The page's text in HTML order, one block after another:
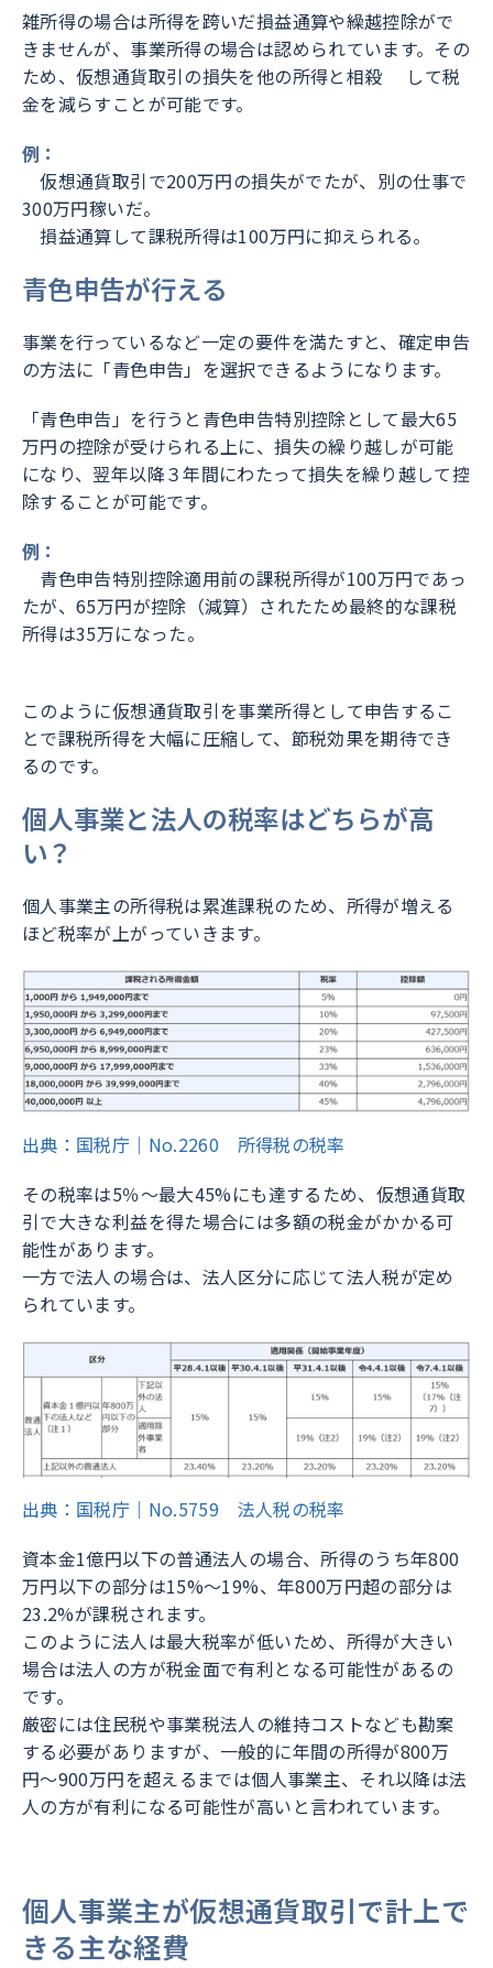
雑所得の場合は所得を跨いだ損益通算や繰越控除がで
きませんが、事業所得の場合は認められています。その
ため、仮想通貨取引の損失を他の所得と相殺 して税
金を減らすことが可能です。
例：
仮想通貨取引で200万円の損失がでたが、別の仕事で
300万円稼いだ。
損益通算して課税所得は100万円に抑えられる。
青色申告が行える
事業を行っているなど一定の要件を満たすと、確定申告
の方法に「青色申告」を選択できるようになります。
「青色申告」を行うと青色申告特別控除として最大65
万円の控除が受けられる上に、損失の繰り越しが可能
になり、翌年以降３年間にわたって損失を繰り越して控
除することが可能です。
例：
青色申告特別控除適用前の課税所得が100万円であっ
たが、65万円が控除（減算）されたため最終的な課税
所得は35万になった。
このように仮想通貨取引を事業所得として申告するこ
とで課税所得を大幅に圧縮して、節税効果を期待でき
るのです。
個人事業と法人の税率はどちらが高
い？
個人事業主の所得税は累進課税のため、所得が増える
ほど税率が上がっていきます。
出典：国税庁｜No.2260 所得税の税率
その税率は5％〜最大45%にも達するため、仮想通貨取
引で大きな利益を得た場合には多額の税金がかかる可
能性があります。
一方で法人の場合は、法人区分に応じて法人税が定め
られています。
出典：国税庁｜No.5759 法人税の税率
資本金1億円以下の普通法人の場合、所得のうち年800
万円以下の部分は15%〜19%、年800万円超の部分は
23.2%が課税されます。
このように法人は最大税率が低いため、所得が大きい
場合は法人の方が税金面で有利となる可能性があるの
です。
厳密には住民税や事業税法人の維持コストなども勘案
する必要がありますが、一般的に年間の所得が800万
円〜900万円を超えるまでは個人事業主、それ以降は法
人の方が有利になる可能性が高いと言われています。
個人事業主が仮想通貨取引で計上で
きる主な経費